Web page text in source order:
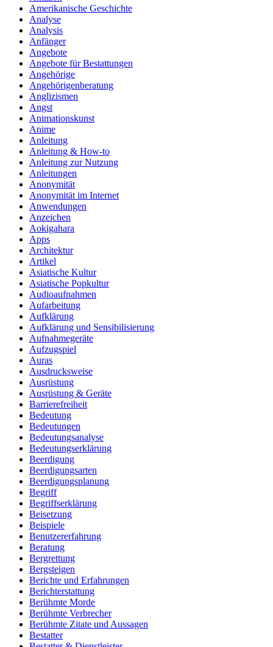
Amerikanische Geschichte
Analyse
Analysis
Anfänger
Angebote
Angebote für Bestattungen
Angehörige
Angehörigenberatung
Anglizismen
Angst
Animationskunst
Anime
Anleitung
Anleitung & How‑to
Anleitung zur Nutzung
Anleitungen
Anonymität
Anonymität im Internet
Anwendungen
Anzeichen
Aokigahara
Apps
Architektur
Artikel
Asiatische Kultur
Asiatische Popkultur
Audioaufnahmen
Aufarbeitung
Aufklärung
Aufklärung und Sensibilisierung
Aufnahmegeräte
Aufzugspiel
Auras
Ausdrucksweise
Ausrüstung
Ausrüstung & Geräte
Barrierefreiheit
Bedeutung
Bedeutungen
Bedeutungsanalyse
Bedeutungserklärung
Beerdigung
Beerdigungsarten
Beerdigungsplanung
Begriff
Begriffserklärung
Beisetzung
Beispiele
Benutzererfahrung
Beratung
Bergrettung
Bergsteigen
Berichte und Erfahrungen
Berichterstattung
Berühmte Morde
Berühmte Verbrecher
Berühmte Zitate und Aussagen
Bestatter